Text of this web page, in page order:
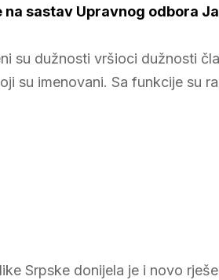
sastav Upravnog odbora
su dužnosti vršioci dužnosti
su imenovani. Sa funkcije su
Srpske donijela je i novo